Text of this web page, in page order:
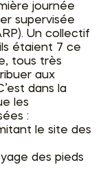
journée
supervisée
Un collectif
étaient 7 ce
tous très
aux
dans la
les
:
le site des
des pieds